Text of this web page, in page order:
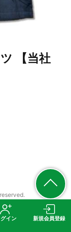
グイン 新規会員登録
【当社